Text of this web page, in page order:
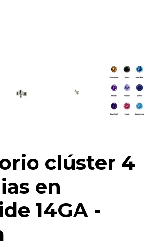
clúster 4
en
14GA -